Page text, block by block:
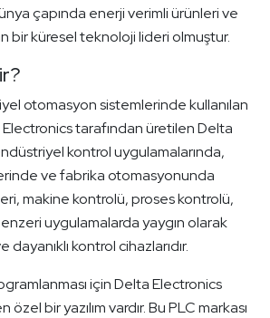
çapında enerji verimli ürünleri ve
bir küresel teknoloji lideri olmuştur.
otomasyon sistemlerinde kullanılan
tarafından üretilen Delta
kontrol uygulamalarında,
ve fabrika otomasyonunda
makine kontrolü, proses kontrolü,
uygulamalarda yaygın olarak
dayanıklı kontrol cihazlarıdır.
için Delta Electronics
bir yazılım vardır. Bu PLC markası